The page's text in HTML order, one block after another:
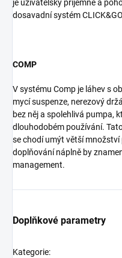
je uživatelsky příjemné a
dosavadní systém
COMP
V systému Comp je láhev s
mycí suspenze, nerezový
bez něj a spolehlivá pumpa,
dlouhodobém používání.
se chodí umýt větší
doplňování náplně by
management.​
Doplňkové parametry
Kategorie: